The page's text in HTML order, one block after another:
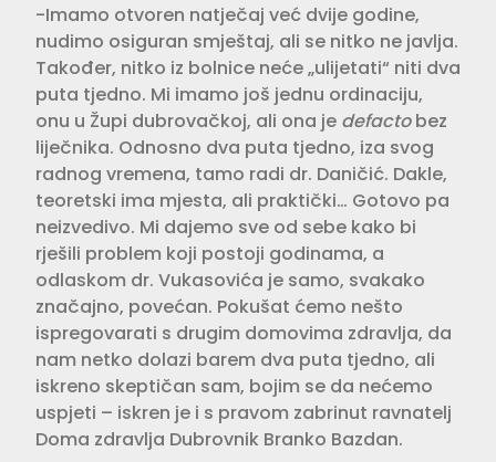
-Imamo otvoren natječaj već dvije godine,
nudimo osiguran smještaj, ali se nitko ne javlja.
Također, nitko iz bolnice neće „ulijetati“ niti dva
puta tjedno. Mi imamo još jednu ordinaciju,
onu u Župi dubrovačkoj, ali ona je defactobez
liječnika. Odnosno dva puta tjedno, iza svog
radnog vremena, tamo radi dr. Daničić. Dakle,
teoretski ima mjesta, ali praktički… Gotovo pa
neizvedivo. Mi dajemo sve od sebe kako bi
rješili problem koji postoji godinama, a
odlaskom dr. Vukasovića je samo, svakako
značajno, povećan. Pokušat ćemo nešto
ispregovarati s drugim domovima zdravlja, da
nam netko dolazi barem dva puta tjedno, ali
iskreno skeptičan sam, bojim se da nećemo
uspjeti – iskren je i s pravom zabrinut ravnatelj
Doma zdravlja Dubrovnik Branko Bazdan.